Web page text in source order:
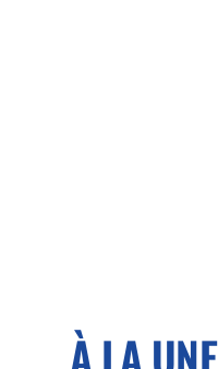
À LA UNE